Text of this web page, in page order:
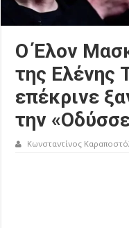
Ο Έλον
της Ελένης
επέκρινε
την
Κωνσταντίνος